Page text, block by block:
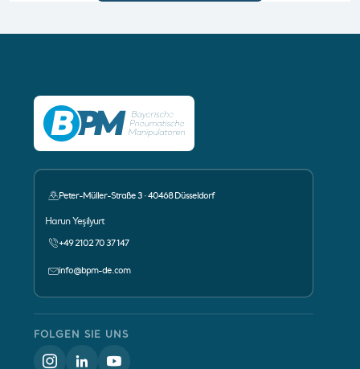
Peter-Müller-Straße 3 · 40468 Düsseldorf
Ansprechpartner:
Harun Yeşilyurt
+49 2102 70 37 147
info@bpm-de.com
FOLGEN SIE UNS